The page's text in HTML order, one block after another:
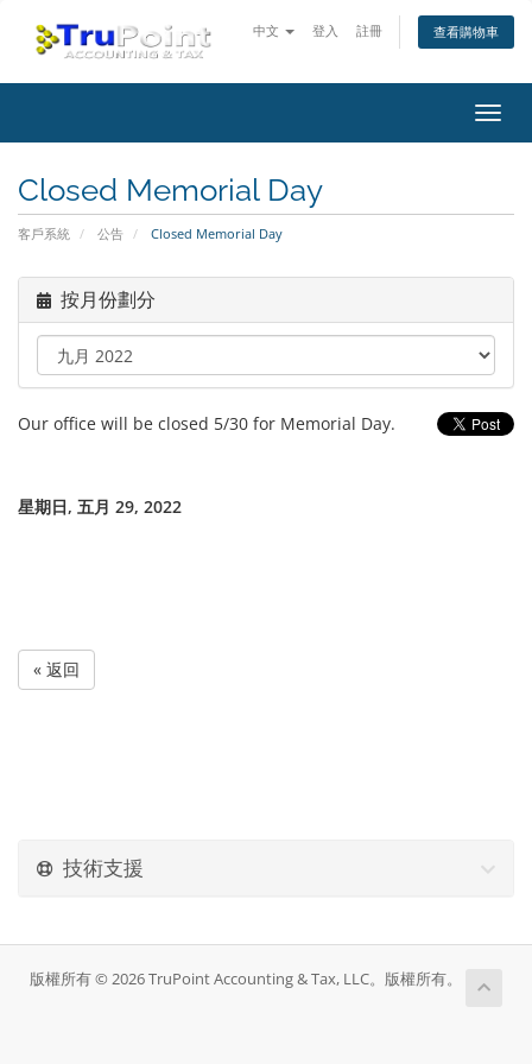
中文 登入 註冊 查看購物車
切
換
Closed Memorial Day
客戶系統 公告 Closed Memorial Day
按月份劃分
Our office will be closed 5/30 for Memorial Day.
星期日, 五月 29, 2022
« 返回
技術支援
版權所有 © 2026 TruPoint Accounting & Tax, LLC。版權所有。